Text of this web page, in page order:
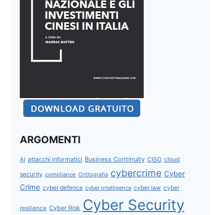
ARGOMENTI
AI attacchi informatici Business Continuity CISO cloud
security compliance Crittografia cybercrime Cyber
Crime cyber defence cyber intelligence cyber law cyber
resilience Cyber Risk Cyber Security